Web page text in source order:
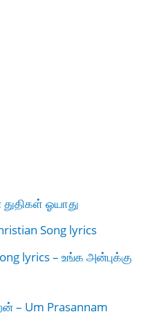
ஓயாது
Song lyrics
lyrics – உங்க அன்புக்கு
– Um Prasannam